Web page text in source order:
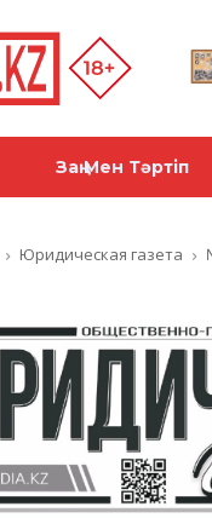
Заң Мен Тәртіп
Юридическая газета